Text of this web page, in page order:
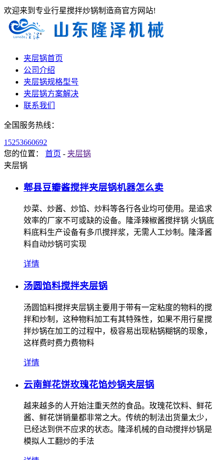
欢迎来到专业行星搅拌炒锅制造商官方网站!
夹层锅首页
公司介绍
夹层锅规格型号
夹层锅方案解决
联系我们
全国服务热线：
15253660692
您的位置： 首页 - 夹层锅
夹层锅
郫县豆瓣酱搅拌夹层锅机器怎么卖
炒菜、炒酱、炒馅、炒料等各行各业均可使用。是追求
效率的厂家不可或缺的设备。隆泽辣椒酱搅拌锅 火锅底
料底料生产设备有多爪搅拌浆，无需人工炒制。隆泽酱
料自动炒锅可实现
详情
汤圆馅料搅拌夹层锅
汤圆馅料搅拌夹层锅主要用于带有一定粘度的物料的搅
拌和炒制，这种物料加工有其特殊性，如果不用行星搅
拌炒锅在加工的过程中，极容易出现粘锅糊锅的现象，
这样费时费力费物料
详情
云南鲜花饼玫瑰花馅炒锅夹层锅
越来越多的人开始注重天然的食品。玫瑰花饮料、鲜花
酱、鲜花饼销量都非常之大。传统的制法出货量太少，
已经达到供不应求的状态。隆泽机械的自动搅拌炒锅是
模拟人工翻炒的手法